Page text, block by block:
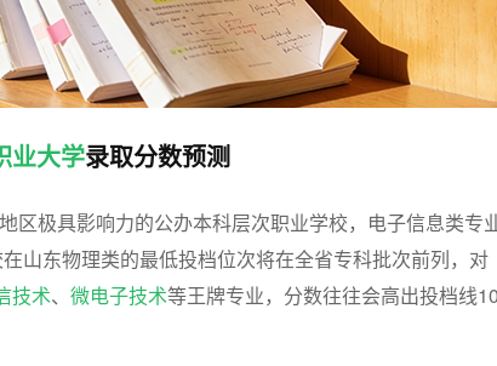
业大学录取分数预测
区极具影响力的公办本科层次职业学校，电子信息类专
山东物理类的最低投档位次将在全省专科批次前列，对
技术、 微电子技术等王牌专业，分数往往会高出投档线